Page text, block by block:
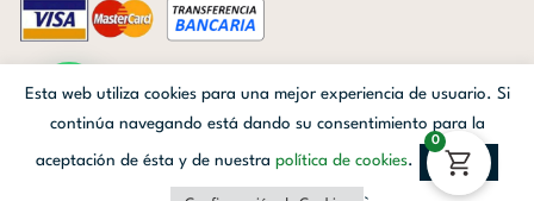
Mercanet © 2026.| Diseñado porAvanzada Digital| Webmaster
Facebook Linkedin Instagram
Esta web utiliza cookies para una mejor experiencia de usuario. Si
continúa navegando está dando su consentimiento para la
aceptación de ésta y de nuestra política de cookies. Aceptar
0